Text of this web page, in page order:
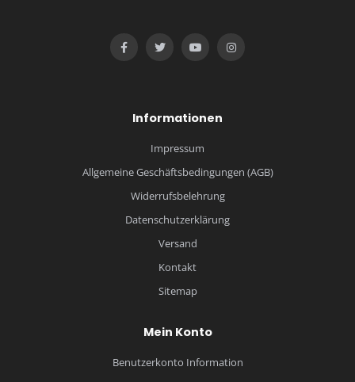
Informationen
Impressum
Allgemeine Geschäftsbedingungen (AGB)
Widerrufsbelehrung
Datenschutzerklärung
Versand
Kontakt
Sitemap
Mein Konto
Benutzerkonto Information